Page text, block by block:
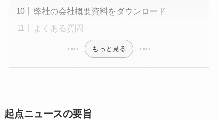
弊社の会社概要資料をダウンロード
よくある質問
もっと見る
起点ニュースの要旨